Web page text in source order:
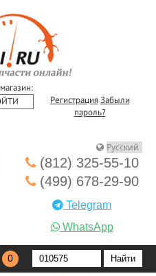
Регистрация Забыли
пароль?
(812) 325-55-10
(499) 678-29-90
Telegram
WhatsApp
0